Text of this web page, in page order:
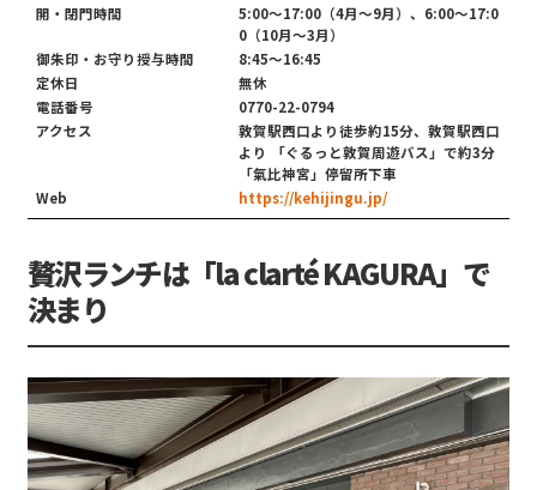
開・閉門時間
5:00～17:00（4月～9月）、6:00～17:0
0（10月～3月）
御朱印・お守り授与時間
8:45～16:45
定休日
無休
電話番号
0770-22-0794
アクセス
敦賀駅西口より徒歩約15分、敦賀駅西口
より 「ぐるっと敦賀周遊バス」で約3分
「氣比神宮」停留所下車
Web
https://kehijingu.jp/
贅沢ランチは「la clarté KAGURA」で
決まり